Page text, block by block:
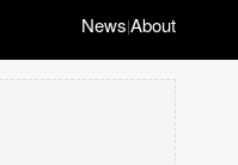
News|About